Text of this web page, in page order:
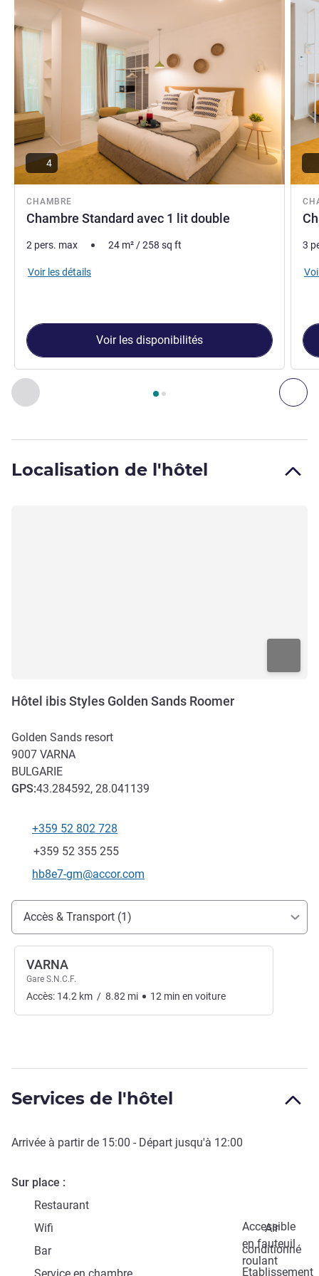
Précédent - Chambre
Page , Chambre 1 : Chambre Standard avec 1 lit
CHAMBRE
Chambre Standard avec 1 lit double
4
2 pers. max 24 m²/258 sq ft
Voir les détails
Voir les disponibilités
3
Localisation de l'hôtel
Hôtel ibis Styles Golden Sands Roomer
Golden Sands resort
9007 VARNA
BULGARIE
GPS:43.284592, 28.041139
Téléphone
+359 52 802 728
Fax
+359 52 355 255
Email de contact
hb8e7-gm@accor.com
Accès et transports
Accès & Transport (1)
VARNA
Gare S.N.C.F.
Accès: 14.2 km / 8.82 mi 12 min en voiture
Services de l'hôtel
Arrivée à partir de 15:00 - Départ jusqu'à 12:00
Sur place
Restaurant
Accessible
en fauteuil
roulant
Wifi
Air
conditionné
Bar
Etablissement